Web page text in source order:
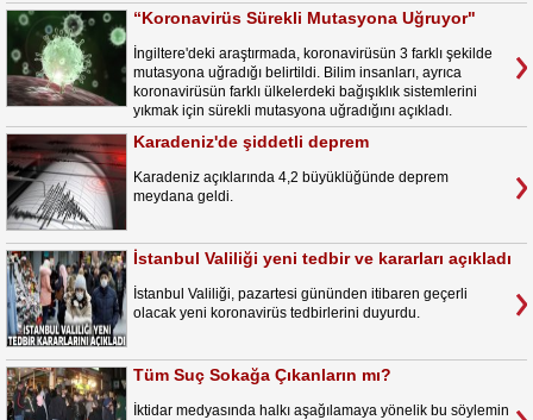
“Koronavirüs Sürekli Mutasyona Uğruyor"
İngiltere'deki araştırmada, koronavirüsün 3 farklı şekilde
mutasyona uğradığı belirtildi. Bilim insanları, ayrıca
koronavirüsün farklı ülkelerdeki bağışıklık sistemlerini
yıkmak için sürekli mutasyona uğradığını açıkladı.
Karadeniz'de şiddetli deprem
Karadeniz açıklarında 4,2 büyüklüğünde deprem
meydana geldi.
İstanbul Valiliği yeni tedbir ve kararları açıkladı
İstanbul Valiliği, pazartesi gününden itibaren geçerli
olacak yeni koronavirüs tedbirlerini duyurdu.
Tüm Suç Sokağa Çıkanların mı?
İktidar medyasında halkı aşağılamaya yönelik bu söylemin